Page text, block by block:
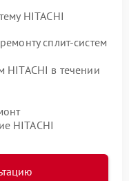
HITACHI
сплит-систем
HITACHI в течении
HITACHI